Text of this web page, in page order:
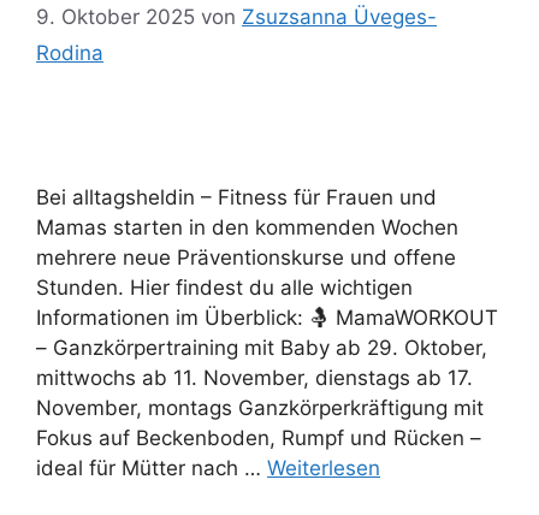
9. Oktober 2025 von Zsuzsanna Üveges-
Rodina
Bei alltagsheldin – Fitness für Frauen und
Mamas starten in den kommenden Wochen
mehrere neue Präventionskurse und offene
Stunden. Hier findest du alle wichtigen
Informationen im Überblick: 🤱 MamaWORKOUT
– Ganzkörpertraining mit Baby ab 29. Oktober,
mittwochs ab 11. November, dienstags ab 17.
November, montags Ganzkörperkräftigung mit
Fokus auf Beckenboden, Rumpf und Rücken –
ideal für Mütter nach … Weiterlesen